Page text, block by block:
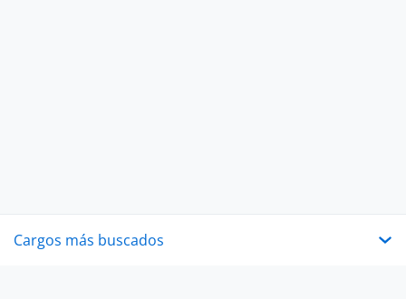
Cargos más buscados